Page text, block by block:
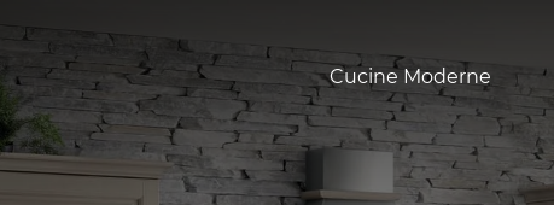
Cucine Moderne